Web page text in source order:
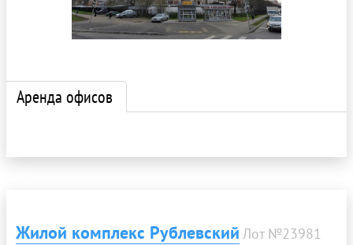
Аренда офисов
Жилой комплекс Рублевский Лот №23981